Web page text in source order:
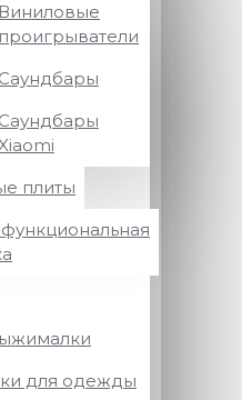
Виниловые
проигрыватели
Саундбары
Саундбары
плиты
для одежды